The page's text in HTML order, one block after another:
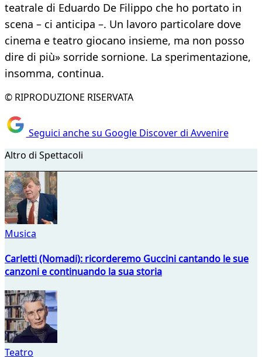
teatrale di Eduardo De Filippo che ho portato in
scena – ci anticipa –. Un lavoro particolare dove
cinema e teatro giocano insieme, ma non posso
dire di più» sorride sornione. La sperimentazione,
insomma, continua.
© RIPRODUZIONE RISERVATA
Seguici anche su Google Discover di Avvenire
Altro di Spettacoli
Musica
Carletti (Nomadi): ricorderemo Guccini cantando le sue
canzoni e continuando la sua storia
Teatro